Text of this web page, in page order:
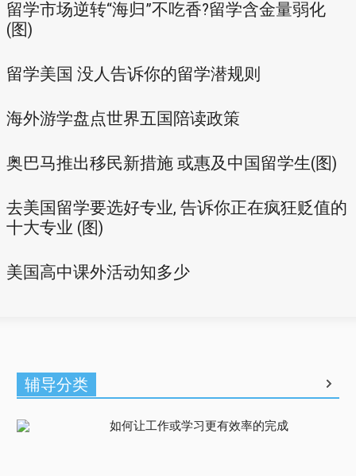
留学市场逆转“海归”不吃香?留学含金量弱化
(图)
留学美国 没人告诉你的留学潜规则
海外游学盘点世界五国陪读政策
奥巴马推出移民新措施 或惠及中国留学生(图)
去美国留学要选好专业, 告诉你正在疯狂贬值的
十大专业 (图)
美国高中课外活动知多少
辅导分类
如何让工作或学习更有效率的完成